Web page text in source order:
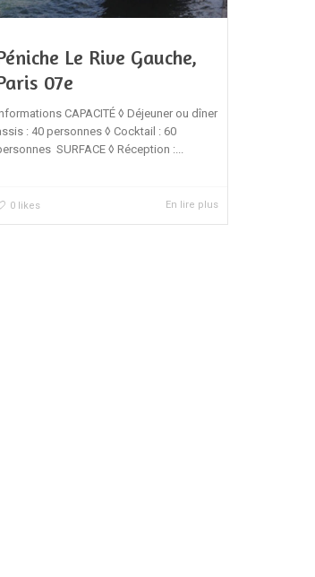
Le Rive Gauche,
07e
CAPACITÉ ◊ Déjeuner ou dîner
: 40 personnes ◊ Cocktail : 60
SURFACE ◊ Réception :...
0 likes En lire plus